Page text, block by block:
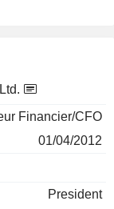
Financier/CFO
01/04/2012
President